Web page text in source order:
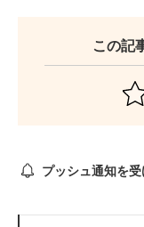
この記
プッシュ通知を